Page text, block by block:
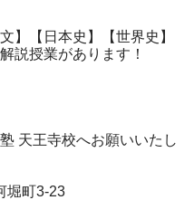
】【日本史】【世界史】
説授業があります！
天王寺校へお願いいたし
堀町3-23